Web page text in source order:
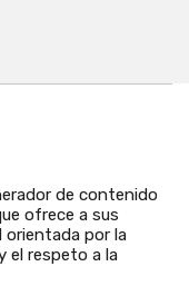
de contenido
ofrece a sus
orientada por la
el respeto a la